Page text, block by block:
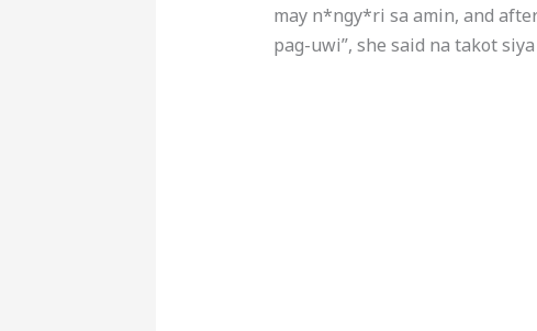
may n*ngy*ri sa amin, and
pag-uwi”, she said na takot